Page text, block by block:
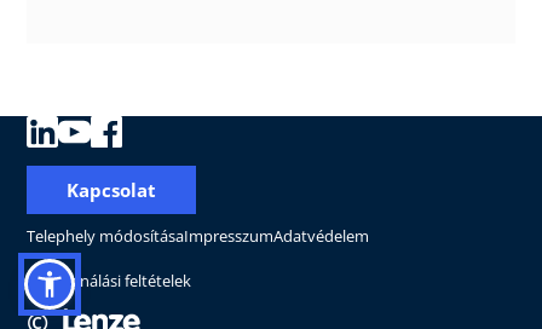
Telephely módosításaImpresszumAdatvédelem
Felhasználási feltételek
Kapcsolat